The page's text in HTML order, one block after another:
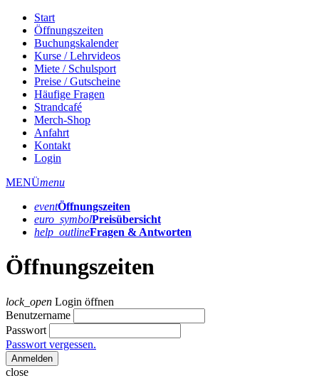
Start
Öffnungszeiten
Buchungskalender
Kurse / Lehrvideos
Miete / Schulsport
Preise / Gutscheine
Häufige Fragen
Strandcafé
Merch-Shop
Anfahrt
Kontakt
Login
MENÜmenu
eventÖffnungs­zeiten
euro_symbolPreis­übersicht
help_outlineFragen & Antworten
Öffnungszeiten
lock_open Login öffnen
Benutzername
Passwort
Passwort vergessen.
Anmelden
close